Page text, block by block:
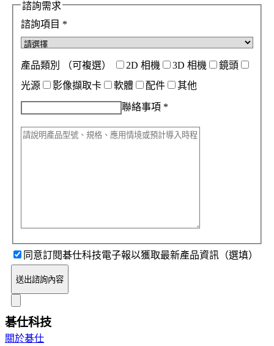
諮詢需求
諮詢項目 *
產品類別 （可複選） 2D 相機 3D 相機
鏡頭
光源
影像擷取卡 軟體 配件 其他
聯絡事項 *
同意訂閱碁仕科技電子報以獲取最新產品資訊（選填）
送出諮詢內容
碁仕科技
關於碁仕